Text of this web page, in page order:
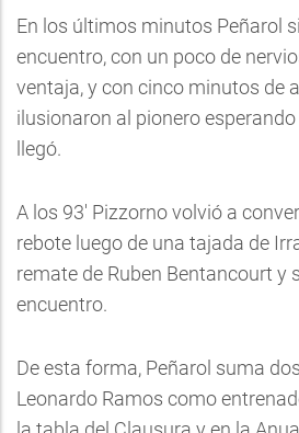
En los últimos minutos Peñarol
encuentro, con un poco de
ventaja, y con cinco minutos de
ilusionaron al pionero
llegó.
A los 93' Pizzorno volvió a
rebote luego de una tajada de
remate de Ruben Bentancourt y
encuentro.
De esta forma, Peñarol suma
Leonardo Ramos como